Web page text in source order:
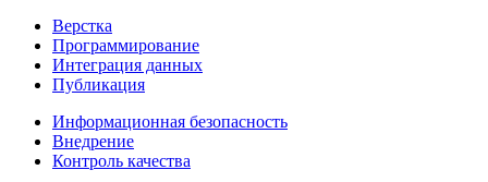
Верстка
Программирование
Интеграция данных
Публикация
Информационная безопасность
Внедрение
Контроль качества